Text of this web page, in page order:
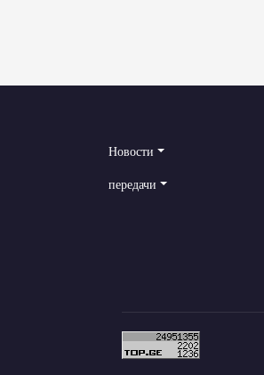
Новости
передачи